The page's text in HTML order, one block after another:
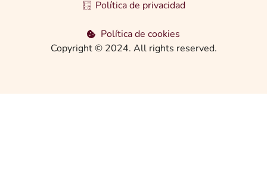
Política de privacidad
Política de cookies
Copyright © 2024. All rights reserved.